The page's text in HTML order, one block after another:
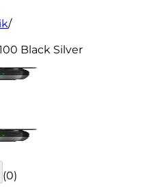
/
Black Silver
(0)